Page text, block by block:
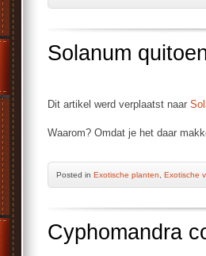
Solanum
Dit artikel werd verplaatst naar
Waarom? Omdat je het daar
Posted in Exotische planten Exotische
Cyphomandra